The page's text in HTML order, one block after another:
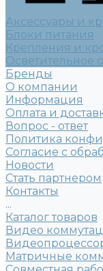
Аксессуары и
Блоки питания
Крепления и
Осветительное
Бренды
О компании
Информация
Оплата и
Вопрос - ответ
Политика
Согласие с
Новости
Стать партнером
Контакты
...
Каталог товаров
Видео
Матричные